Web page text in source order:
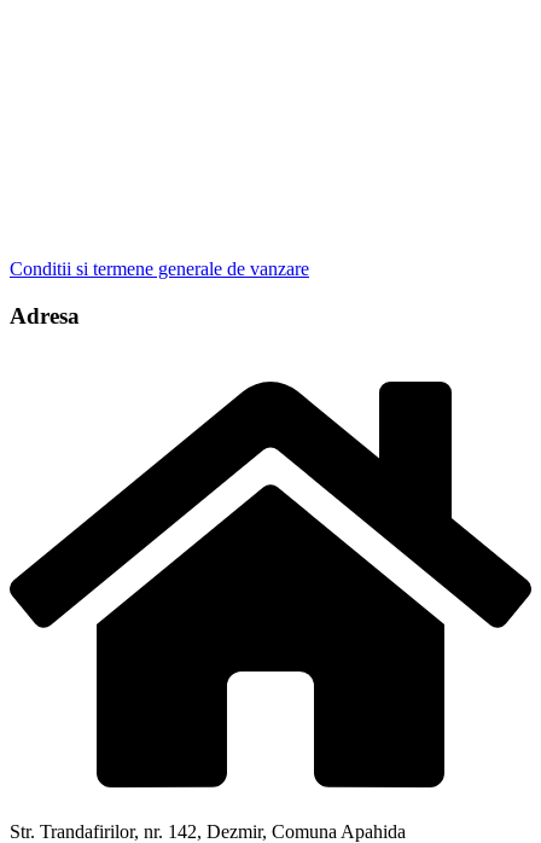
Conditii si termene generale de vanzare
Adresa
Str. Trandafirilor, nr. 142, Dezmir, Comuna Apahida